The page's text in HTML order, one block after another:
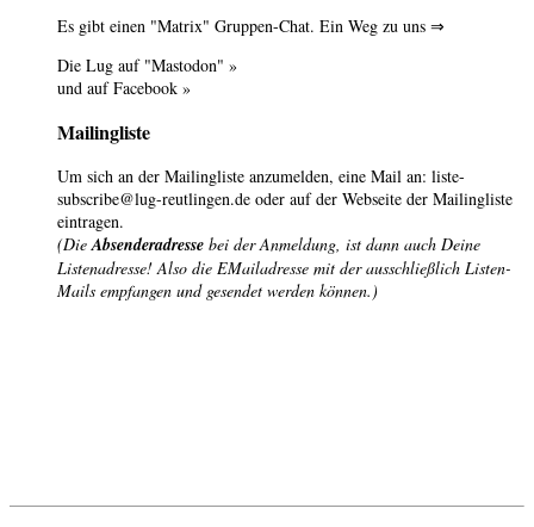
Es gibt einen "Matrix" Gruppen-Chat. Ein Weg zu uns ⇒
Die Lug auf "Mastodon" »
und aufFacebook »
Mailingliste
Um sich an der Mailingliste anzumelden, eine Mail an: liste-
subscribe@lug-reutlingen.de oder auf der Webseite der Mailingliste
eintragen.
(DieAbsenderadresse bei der Anmeldung, ist dann auch Deine
Listenadresse! Also die EMailadresse mit der ausschließlich Listen-
Mails empfangen und gesendet werden können.)